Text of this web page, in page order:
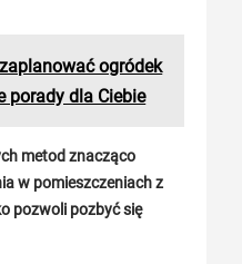
ogródek
porady dla Ciebie
metod znacząco
w pomieszczeniach z
pozwoli pozbyć się